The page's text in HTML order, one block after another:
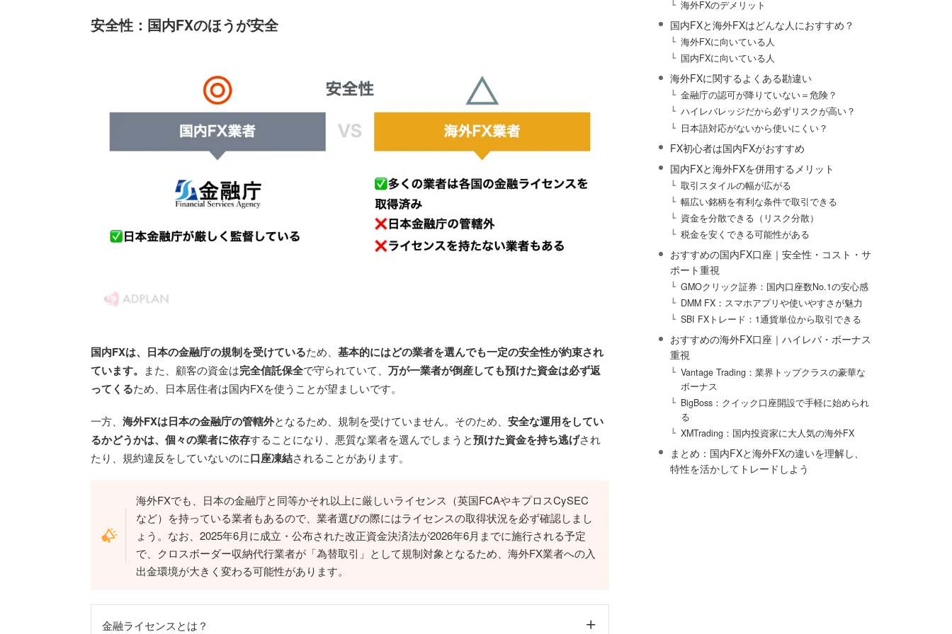
安全性：国内FXのほうが安全
国内FXは、日本の金融庁の規制を受けているため、 基本的にはどの業者を選んでも一定の安全性が約束され
ています。 また、顧客の資金は完全信託保全で守られていて、 万が一業者が倒産しても預けた資金は必ず返
ってくるため、日本居住者は国内FXを使うことが望ましいです。
一方、 海外FXは日本の金融庁の管轄外となるため、規制を受けていません。そのため、 安全な運用をしてい
るかどうかは、個々の業者に依存することになり、悪質な業者を選んでしまうと預けた資金を持ち逃げされ
たり、規約違反をしていないのに口座凍結されることがあります。
海外FXでも、日本の金融庁と同等かそれ以上に厳しいライセンス（英国FCAやキプロスCySEC
など）を持っている業者もあるので、業者選びの際にはライセンスの取得状況を必ず確認しまし
ょう。なお、2025年6月に成立・公布された改正資金決済法が2026年6月までに施行される予定
で、クロスボーダー収納代行業者が「為替取引」として規制対象となるため、海外FX業者への入
出金環境が大きく変わる可能性があります。
金融ライセンスとは？
海外FXのデメリット
国内FXと海外FXはどんな人におすすめ？
海外FXに向いている人
国内FXに向いている人
海外FXに関するよくある勘違い
金融庁の認可が降りていない＝危険？
ハイレバレッジだから必ずリスクが高い？
日本語対応がないから使いにくい？
FX初心者は国内FXがおすすめ
国内FXと海外FXを併用するメリット
取引スタイルの幅が広がる
幅広い銘柄を有利な条件で取引できる
資金を分散できる（リスク分散）
税金を安くできる可能性がある
おすすめの国内FX口座｜安全性・コスト・サ
ポート重視
GMOクリック証券：国内口座数No.1の安心感
DMM FX：スマホアプリや使いやすさが魅力
SBI FXトレード：1通貨単位から取引できる
おすすめの海外FX口座｜ハイレバ・ボーナス
重視
Vantage Trading：業界トップクラスの豪華な
ボーナス
BigBoss：クイック口座開設で手軽に始められ
る
XMTrading：国内投資家に大人気の海外FX
まとめ：国内FXと海外FXの違いを理解し、
特性を活かしてトレードしよう